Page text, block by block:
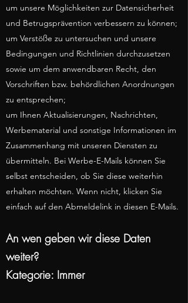
um unsere Möglichkeiten zur Datensicherheit
und Betrugsprävention verbessern zu können;
um Verstöße zu untersuchen und unsere
Bedingungen und Richtlinien durchzusetzen
sowie um dem anwendbaren Recht, den
Vorschriften bzw. behördlichen Anordnungen
zu entsprechen;
um Ihnen Aktualisierungen, Nachrichten,
Werbematerial und sonstige Informationen im
Zusammenhang mit unseren Diensten zu
übermitteln. Bei Werbe-E-Mails können Sie
selbst entscheiden, ob Sie diese weiterhin
erhalten möchten. Wenn nicht, klicken Sie
einfach auf den Abmeldelink in diesen E-Mails.
An wen geben wir diese Daten
weiter?
Kategorie: Immer